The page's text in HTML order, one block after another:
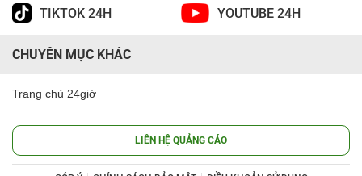
TIKTOK 24H YOUTUBE 24H
CHUYÊN MỤC KHÁC
Trang chủ 24giờ
LIÊN HỆ QUẢNG CÁO